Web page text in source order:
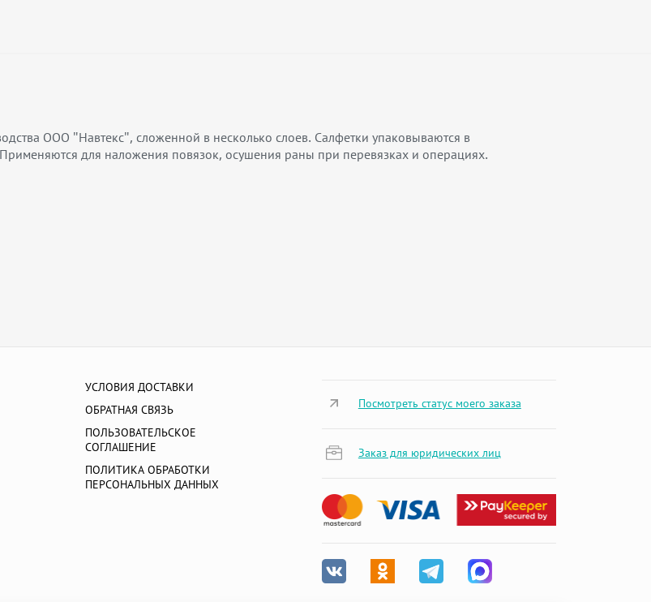
ООО "Навтекс", сложенной в несколько слоев. Салфетки упаковываются в
для наложения повязок, осушения раны при перевязках и операциях.
УСЛОВИЯ ДОСТАВКИ
ОБРАТНАЯ СВЯЗЬ
ПОЛЬЗОВАТЕЛЬСКОЕ
СОГЛАШЕНИЕ
ПОЛИТИКА ОБРАБОТКИ
ПЕРСОНАЛЬНЫХ ДАННЫХ
Посмотреть статус моего заказа
Заказ для юридических лиц